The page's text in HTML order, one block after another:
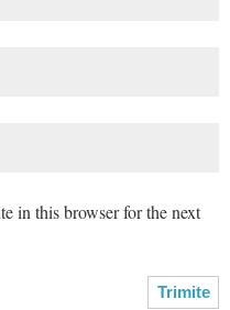
in this browser for the next